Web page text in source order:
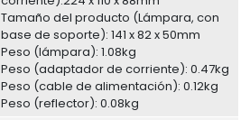
Tamaño del producto (Lámpara, con
base de soporte): 141 x 82 x 50mm
Peso (lámpara): 1.08kg
Peso (adaptador de corriente): 0.47kg
Peso (cable de alimentación): 0.12kg
Peso (reflector): 0.08kg